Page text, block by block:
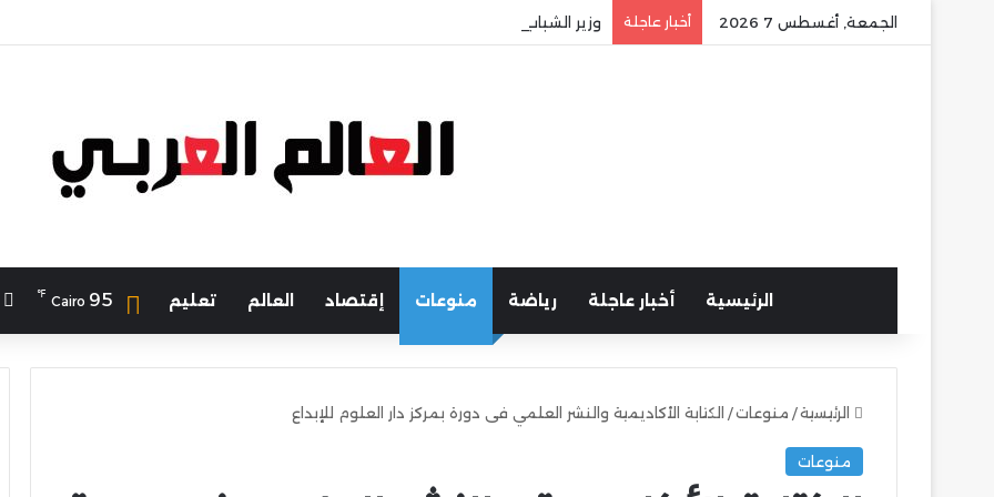
الجمعة, أغسطس 7 2026 أخبار عاجلة وزير الشباب والرياضة يهنئ منتخب مصر للشطرنج
الرئيسية أخبار عاجلة رياضة منوعات إقتصاد العالم تعليم Cairo 95
℉
الرئيسية/ منوعات/ الكتابة الأكاديمية والنشر العلمي فى دورة بمركز دار العلوم للإبداع
منوعات